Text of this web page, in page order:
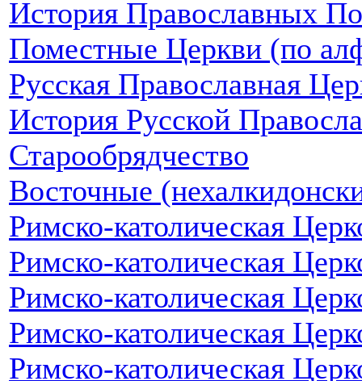
История Православных
Поместные Церкви (по
Русская Православная
История Русской
Старообрядчество
Восточные
Римско-католическая
Римско-католическая
Римско-католическая
Римско-католическая
Римско-католическая